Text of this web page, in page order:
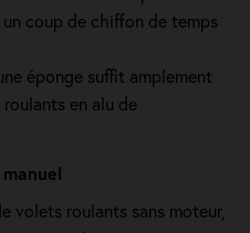
coup de chiffon de temps
éponge suffit amplement
en alu de
volets roulants sans moteur,